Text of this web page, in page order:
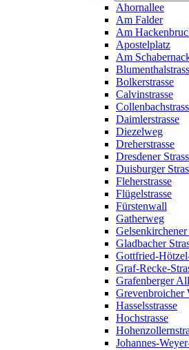
Ahornallee
Am Falder
Am
Apostelplatz
Am
Bolkerstrasse
Calvinstrasse
Daimlerstrasse
Diezelweg
Dreherstrasse
Dresdener
Duisburger
Fleherstrasse
Flügelstrasse
Fürstenwall
Gatherweg
Gelsenkirchener
Gladbacher
Gottfried-
Graf-Recke-
Grafenberger
Grevenbroicher
Hasselsstrasse
Hochstrasse
Johannes-